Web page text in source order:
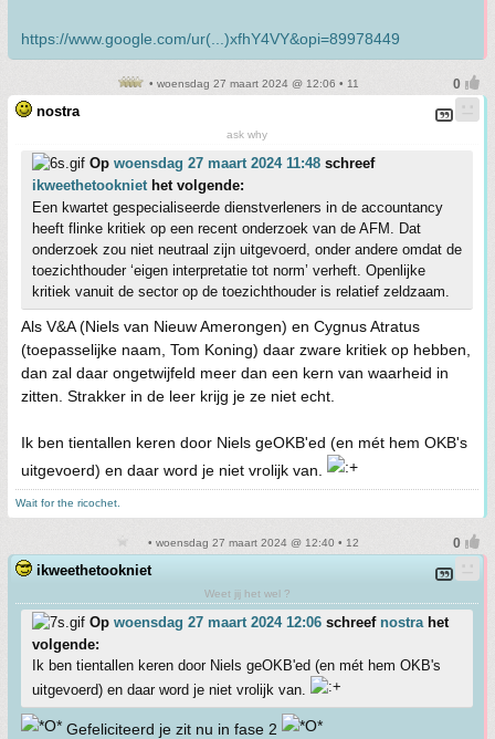
https://www.google.com/ur(...)xfhY4VY&opi=89978449
• woensdag 27 maart 2024 @ 12:06 • 11
nostra
ask why
Op woensdag 27 maart 2024 11:48 schreef
ikweethetookniethet volgende:
Een kwartet gespecialiseerde dienstverleners in de accountancy
heeft flinke kritiek op een recent onderzoek van de AFM. Dat
onderzoek zou niet neutraal zijn uitgevoerd, onder andere omdat de
toezichthouder ‘eigen interpretatie tot norm’ verheft. Openlijke
kritiek vanuit de sector op de toezichthouder is relatief zeldzaam.
Als V&A (Niels van Nieuw Amerongen) en Cygnus Atratus
(toepasselijke naam, Tom Koning) daar zware kritiek op hebben,
dan zal daar ongetwijfeld meer dan een kern van waarheid in
zitten. Strakker in de leer krijg je ze niet echt.
Ik ben tientallen keren door Niels geOKB'ed (en mét hem OKB's
uitgevoerd) en daar word je niet vrolijk van.
Wait for the ricochet.
• woensdag 27 maart 2024 @ 12:40 • 12
ikweethetookniet
Weet jij het wel ?
Op woensdag 27 maart 2024 12:06 schreef nostrahet
volgende:
Ik ben tientallen keren door Niels geOKB'ed (en mét hem OKB's
uitgevoerd) en daar word je niet vrolijk van.
Gefeliciteerd je zit nu in fase 2